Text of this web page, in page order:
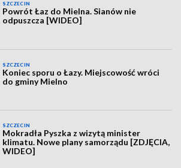
SZCZECIN
Powrót Łaz do Mielna. Sianów nie
odpuszcza [WIDEO]
SZCZECIN
Koniec sporu o Łazy. Miejscowość wróci
do gminy Mielno
SZCZECIN
Mokradła Pyszka z wizytą minister
klimatu. Nowe plany samorządu [ZDJĘCIA,
WIDEO]